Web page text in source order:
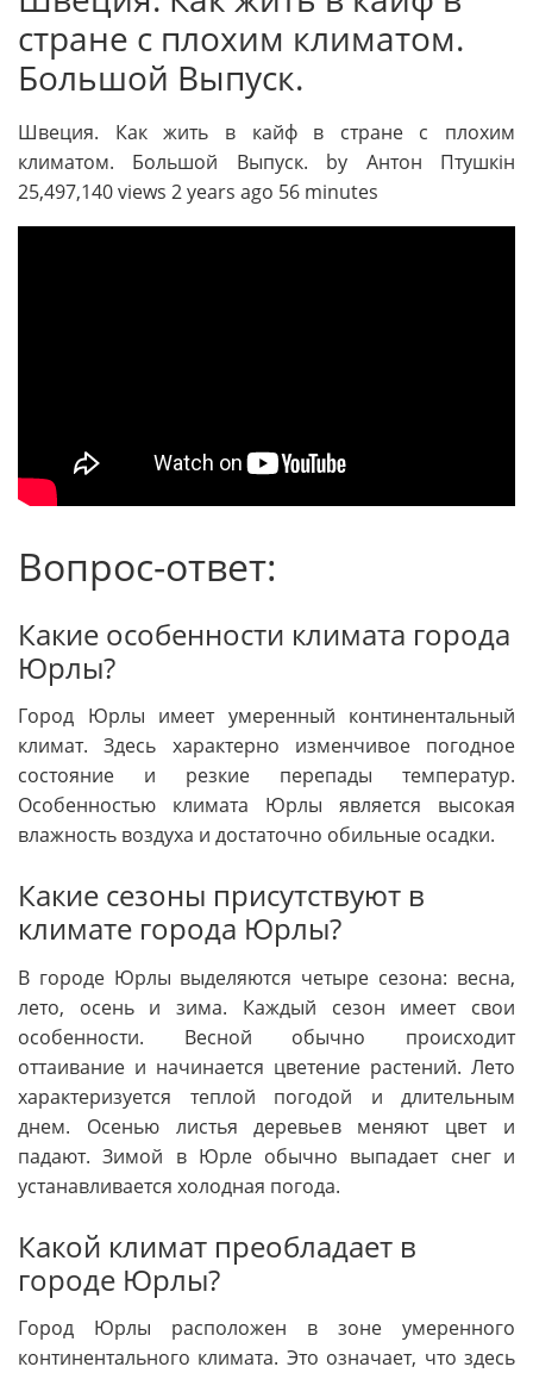
стране с плохим климатом.
Большой Выпуск.
Швеция. Как жить в кайф в стране с плохим
климатом. Большой Выпуск. by Антон Птушкін
25,497,140 views 2 years ago 56 minutes
Вопрос-ответ:
Какие особенности климата города
Юрлы?
Город Юрлы имеет умеренный континентальный
климат. Здесь характерно изменчивое погодное
состояние и резкие перепады температур.
Особенностью климата Юрлы является высокая
влажность воздуха и достаточно обильные осадки.
Какие сезоны присутствуют в
климате города Юрлы?
В городе Юрлы выделяются четыре сезона: весна,
лето, осень и зима. Каждый сезон имеет свои
особенности. Весной обычно происходит
оттаивание и начинается цветение растений. Лето
характеризуется теплой погодой и длительным
днем. Осенью листья деревьев меняют цвет и
падают. Зимой в Юрле обычно выпадает снег и
устанавливается холодная погода.
Какой климат преобладает в
городе Юрлы?
Город Юрлы расположен в зоне умеренного
континентального климата. Это означает, что здесь